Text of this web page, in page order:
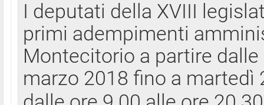
I deputati della XVIII
primi adempimenti
Montecitorio a partire
marzo 2018 fino a